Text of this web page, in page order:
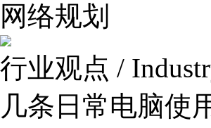
网络规划
行业观点 /
几条日常电脑使